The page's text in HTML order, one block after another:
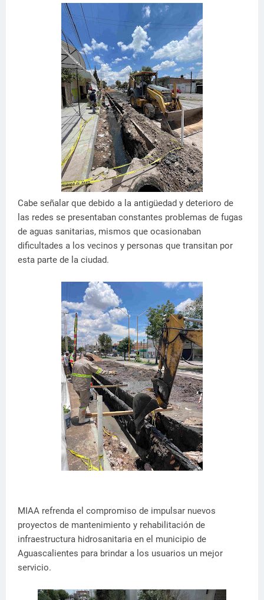
Cabe señalar que debido a la antigüedad y deterioro de
las redes se presentaban constantes problemas de fugas
de aguas sanitarias, mismos que ocasionaban
dificultades a los vecinos y personas que transitan por
esta parte de la ciudad.
MIAA refrenda el compromiso de impulsar nuevos
proyectos de mantenimiento y rehabilitación de
infraestructura hidrosanitaria en el municipio de
Aguascalientes para brindar a los usuarios un mejor
servicio.